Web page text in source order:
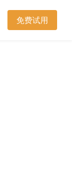
免费试用